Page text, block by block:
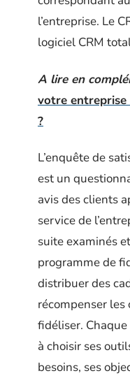
l’entreprise. Le
logiciel CRM
A lire en
votre
?
L’enquête de
est un
avis des clients
service de
suite examinés
programme de
distribuer des
récompenser
fidéliser.
à choisir ses
besoins, ses